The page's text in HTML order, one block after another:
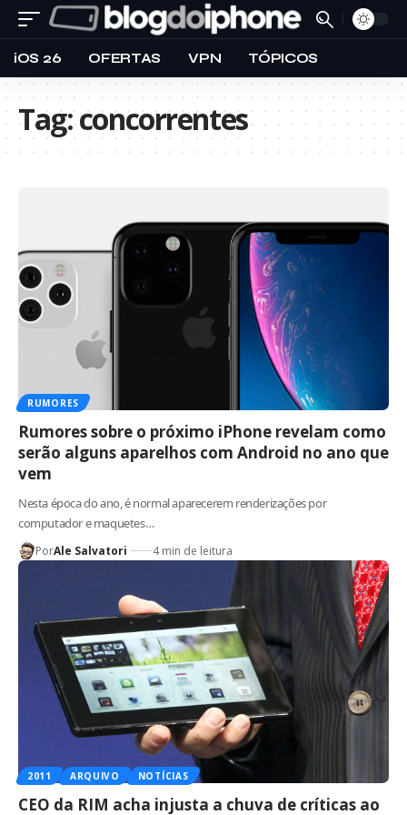
iOS 26 OFERTAS VPN TÓPICOS
Tag:concorrentes
RUMORES
Rumores sobre o próximo iPhone revelam como
serão alguns aparelhos com Android no ano que
vem
Nesta época do ano, é normal aparecerem renderizações por
computador e maquetes…
PorAle Salvatori 4 min de leitura
2011 ARQUIVO NOTÍCIAS
CEO da RIM acha injusta a chuva de críticas ao